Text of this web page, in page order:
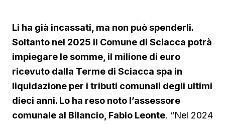
Li ha già incassati, ma non può spenderli.
Soltanto nel 2025 il Comune di Sciacca potrà
impiegare le somme, il milione di euro
ricevuto dalla Terme di Sciacca spa in
liquidazione per i tributi comunali degli ultimi
dieci anni. Lo ha reso noto l’assessore
comunale al Bilancio, Fabio Leonte. “Nel 2024